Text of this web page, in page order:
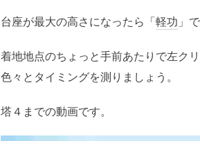
台座が最大の高さになったら「軽功 」
着地地点のちょっと手前あたりで左ク
色々とタイミングを測りましょう。
塔４までの動画です。